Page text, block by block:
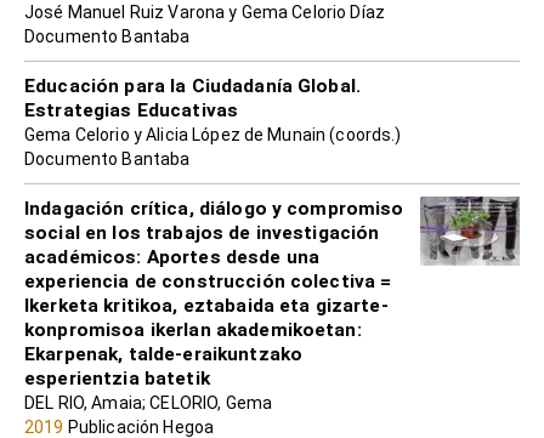
José Manuel Ruiz Varona y Gema Celorio Díaz
Documento Bantaba
Educación para la Ciudadanía Global.
Estrategias Educativas
Gema Celorio y Alicia López de Munain (coords.)
Documento Bantaba
Indagación crítica, diálogo y compromiso
social en los trabajos de investigación
académicos: Aportes desde una
experiencia de construcción colectiva =
Ikerketa kritikoa, eztabaida eta gizarte-
konpromisoa ikerlan akademikoetan:
Ekarpenak, talde-eraikuntzako
esperientzia batetik
DEL RIO, Amaia; CELORIO, Gema
2019 Publicación Hegoa